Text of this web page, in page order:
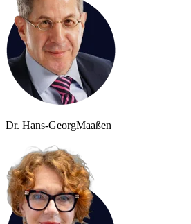
Dr. Hans-GeorgMaaßen